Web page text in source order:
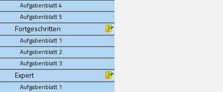
Aufgabenblatt 4
Aufgabenblatt 5
Fortgeschritten
Aufgabenblatt 1
Aufgabenblatt 2
Aufgabenblatt 3
Expert
Aufgabenblatt 1